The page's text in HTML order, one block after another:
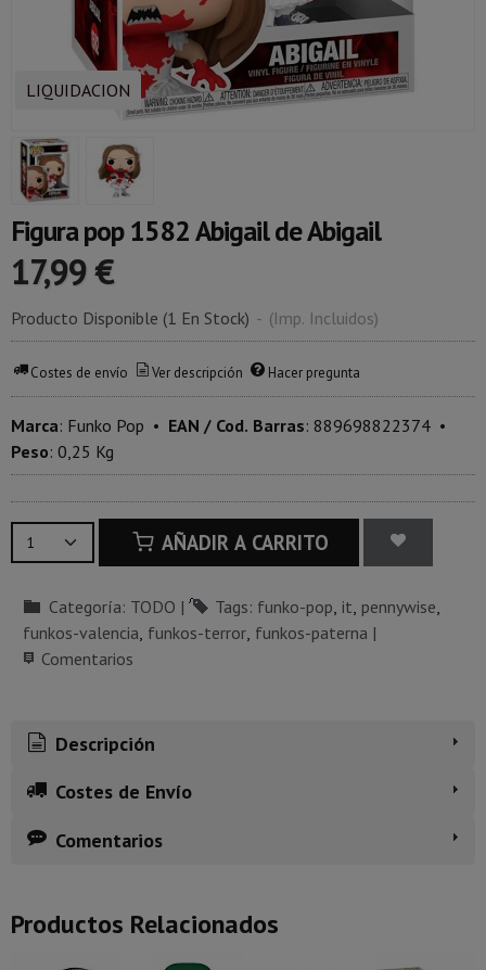
LIQUIDACION
Figura pop 1582 Abigail de Abigail
17,99 €
Producto Disponible (1 En Stock) - (Imp. Incluidos)
Costes de envío Ver descripción Hacer pregunta
Marca: Funko Pop • EAN / Cod. Barras: 889698822374 •
Peso: 0,25 Kg
AÑADIR A CARRITO
Categoría: TODO | Tags: funko-pop it pennywise
funkos-valencia funkos-terror funkos-paterna |
Comentarios
Descripción
Costes de Envío
Comentarios
Productos Relacionados